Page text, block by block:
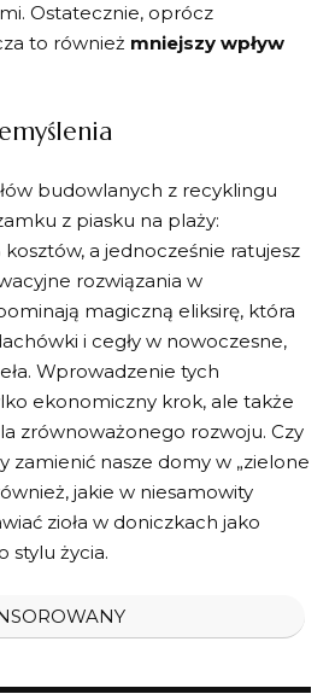
Ostatecznie, oprócz‌
to również mniejszy wpływ
budowlanych z recyklingu
z piasku na plaży:
⁤kosztów, a jednocześnie ratujesz
rozwiązania w
magiczną ⁤eliksirę,‍ która
i cegły w​ nowoczesne,
Wprowadzenie tych
ekonomiczny krok, ale także
zrównoważonego ‍rozwoju. Czy
‍zamienić nasze domy w⁣ „zielone
jakie w niesamowity
zioła ⁣w doniczkach ​jako‌
stylu życia.